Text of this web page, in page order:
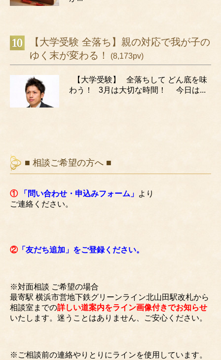
【大学受験 全落ち】親の対応で我が子の
ゆく末が変わる！
(8,173pv)
【大学受験】 全落ちして どん底を味
わう！ 3月は大切な時間！ 今日は...
■ 相談ご希望の方へ ■
① 「問い合わせ・申込みフォーム」 より
ご連絡ください。
②「友だち追加」をご登録ください。
※対面相談 ご希望の場合
最寄駅 横浜市営地下鉄グリーンライン北山田駅改札から
相談室までの詳しい道案内をライン画像付きでお知らせ
いたします。迷うことはありません、ご安心ください。
※ご相談前の連絡やりとりにラインを使用しています。